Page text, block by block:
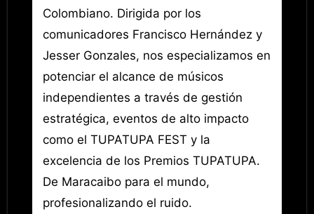
Colombiano. Dirigida por los
comunicadores Francisco Hernández y
Jesser Gonzales, nos especializamos en
potenciar el alcance de músicos
independientes a través de gestión
estratégica, eventos de alto impacto
como el TUPATUPA FEST y la
excelencia de los Premios TUPATUPA.
De Maracaibo para el mundo,
profesionalizando el ruido.